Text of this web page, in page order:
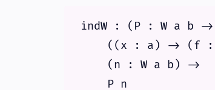
indW : (P : W a b -
((x : a) -> (f
    (n : W a b) ->
    P n